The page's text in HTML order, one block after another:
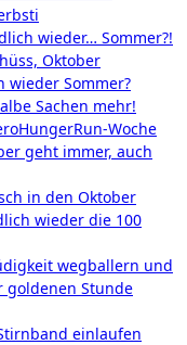
wieder… Sommer?!
Oktober
wieder Sommer?
Sachen mehr!
Woche
geht immer, auch
in den Oktober
wieder die 100
wegballern und
goldenen Stunde
einlaufen